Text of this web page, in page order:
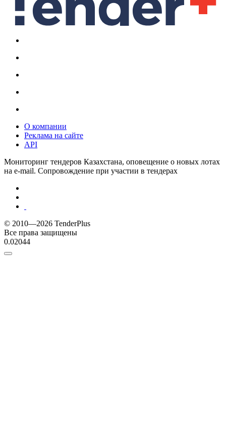
О компании
Реклама на сайте
API
Мониторинг тендеров Казахстана, оповещение о новых лотах
на e-mail. Сопровождение при участии в тендерах
© 2010—2026 TenderPlus
Все права защищены
0.02044